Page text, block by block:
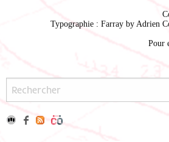
Typographie : Farray by Adrien
Pour